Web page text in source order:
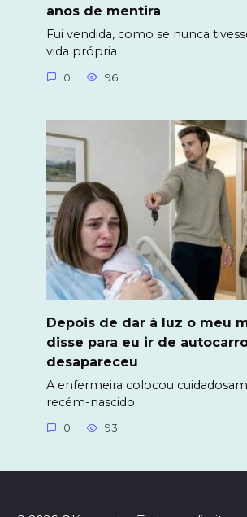
anos de mentira
Fui vendida, como se nunca
vida própria
0 96
Depois de dar à luz o meu
disse para eu ir de
desapareceu
A enfermeira colocou
recém-nascido
0 93